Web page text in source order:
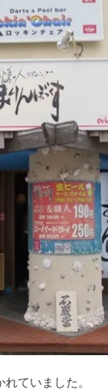
ていました。